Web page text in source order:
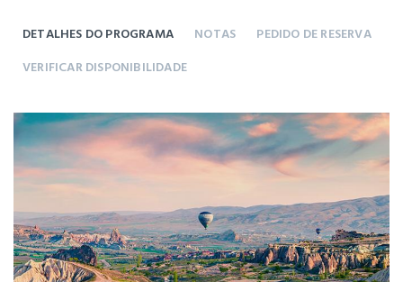
DETALHES DO PROGRAMA NOTAS
PEDIDO DE RESERVA
VERIFICAR DISPONIBILIDADE